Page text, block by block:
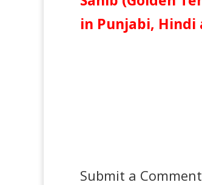
in Punjabi, Hindi
Submit a Comment